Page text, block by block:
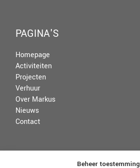
Beheer toestemming
PAGINA'S
Homepage
Activiteiten
Projecten
Verhuur
Over Markus
Nieuws
Contact
VOORWAARDEN